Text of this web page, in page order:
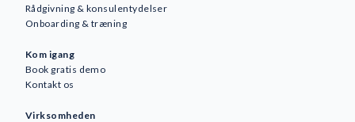
Rådgivning & konsulentydelser
Onboarding & træning
Kom igang
Book gratis demo
Kontakt os
Virksomheden